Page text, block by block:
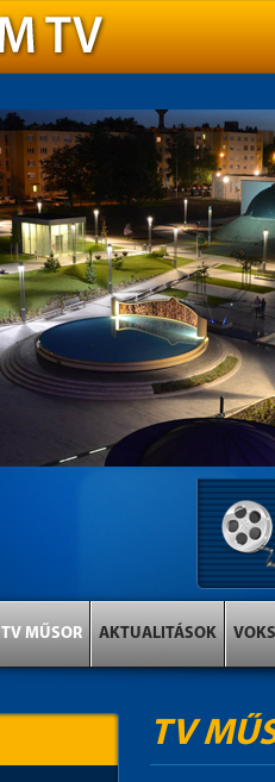
TV MŰSOR AKTUALITÁSOK VOKS
TV